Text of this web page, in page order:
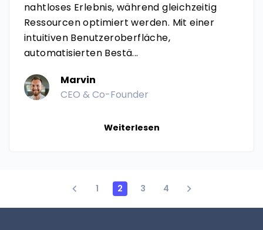
nahtloses Erlebnis, während gleichzeitig
Ressourcen optimiert werden. Mit einer
intuitiven Benutzeroberfläche,
automatisierten Bestä...
Marvin
CEO & Co-Founder
Weiterlesen
1 2 3 4